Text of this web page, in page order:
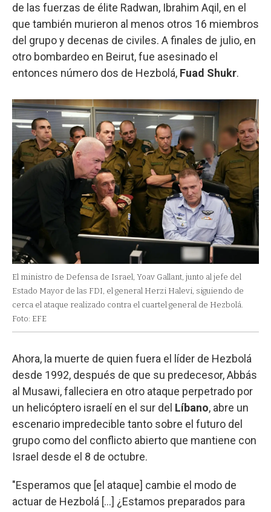
de las fuerzas de élite Radwan, Ibrahim Aqil, en el
que también murieron al menos otros 16 miembros
del grupo y decenas de civiles. A finales de julio, en
otro bombardeo en Beirut, fue asesinado el
entonces número dos de Hezbolá, Fuad Shukr.
El ministro de Defensa de Israel, Yoav Gallant, junto al jefe del
Estado Mayor de las FDI, el general Herzi Halevi, siguiendo de
cerca el ataque realizado contra el cuartel general de Hezbolá.
Foto: EFE
Ahora, la muerte de quien fuera el líder de Hezbolá
desde 1992, después de que su predecesor, Abbás
al Musawi, falleciera en otro ataque perpetrado por
un helicóptero israelí en el sur del Líbano, abre un
escenario impredecible tanto sobre el futuro del
grupo como del conflicto abierto que mantiene con
Israel desde el 8 de octubre.
"Esperamos que [el ataque] cambie el modo de
actuar de Hezbolá [...] ¿Estamos preparados para